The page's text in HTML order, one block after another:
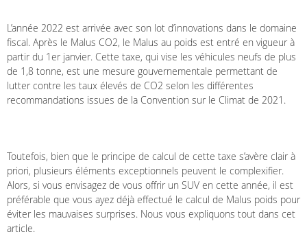
L’année 2022 est arrivée avec son lot d’innovations dans le domaine
fiscal. Après le Malus CO2, le Malus au poids est entré en vigueur à
partir du 1er janvier. Cette taxe, qui vise les véhicules neufs de plus
de 1,8 tonne, est une mesure gouvernementale permettant de
lutter contre les taux élevés de CO2 selon les différentes
recommandations issues de la Convention sur le Climat de 2021.
Toutefois, bien que le principe de calcul de cette taxe s’avère clair à
priori, plusieurs éléments exceptionnels peuvent le complexifier.
Alors, si vous envisagez de vous offrir un SUV en cette année, il est
préférable que vous ayez déjà effectué le calcul de Malus poids pour
éviter les mauvaises surprises. Nous vous expliquons tout dans cet
article.